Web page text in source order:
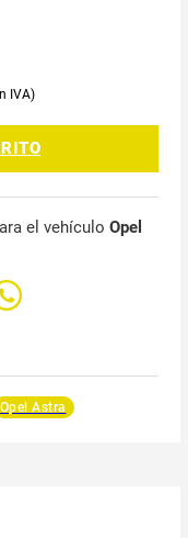
el vehículo Opel
Opel Astra